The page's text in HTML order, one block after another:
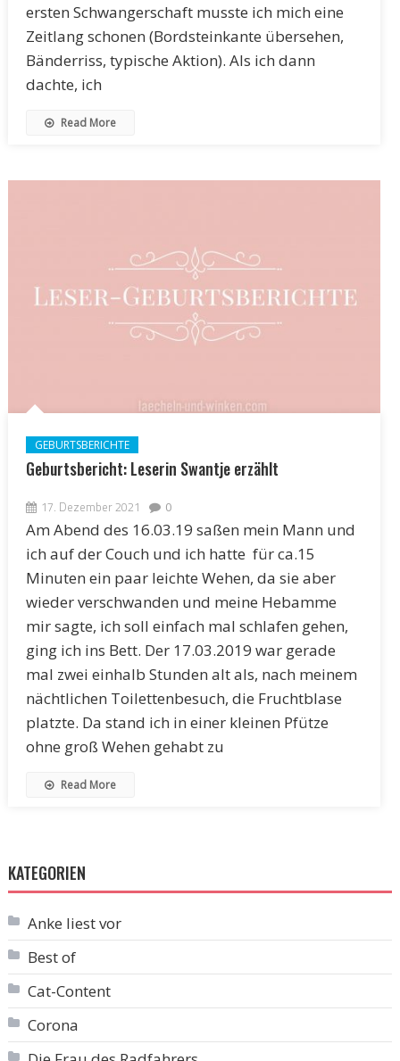
ersten Schwangerschaft musste ich mich eine
Zeitlang schonen (Bordsteinkante übersehen,
Bänderriss, typische Aktion). Als ich dann
dachte, ich
Read More
GEBURTSBERICHTE
Geburtsbericht: Leserin Swantje erzählt
17. Dezember 2021 0
Am Abend des 16.03.19 saßen mein Mann und
ich auf der Couch und ich hatte für ca.15
Minuten ein paar leichte Wehen, da sie aber
wieder verschwanden und meine Hebamme
mir sagte, ich soll einfach mal schlafen gehen,
ging ich ins Bett. Der 17.03.2019 war gerade
mal zwei einhalb Stunden alt als, nach meinem
nächtlichen Toilettenbesuch, die Fruchtblase
platzte. Da stand ich in einer kleinen Pfütze
ohne groß Wehen gehabt zu
Read More
KATEGORIEN
Anke liest vor
Best of
Cat-Content
Corona